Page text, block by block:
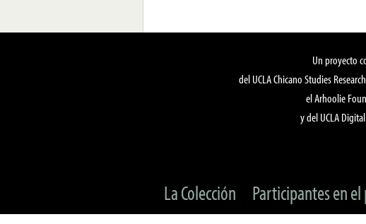
Un proyecto
del UCLA Chicano Studies
el Arhoolie
y del UCLA
La Colección Participantes en